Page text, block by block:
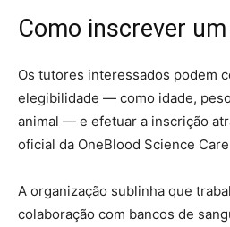
Como inscrever
Os tutores interessados podem
elegibilidade — como idade,
animal — e efetuar a inscrição
oficial da OneBlood Science
A organização sublinha que
colaboração com bancos de